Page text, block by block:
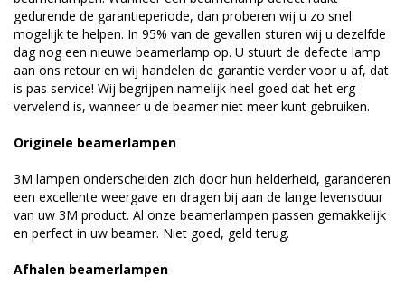
gedurende de garantieperiode, dan proberen wij u zo snel
mogelijk te helpen. In 95% van de gevallen sturen wij u dezelfde
dag nog een nieuwe beamerlamp op. U stuurt de defecte lamp
aan ons retour en wij handelen de garantie verder voor u af, dat
is pas service! Wij begrijpen namelijk heel goed dat het erg
vervelend is, wanneer u de beamer niet meer kunt gebruiken.
Originele beamerlampen
3M lampen onderscheiden zich door hun helderheid, garanderen
een excellente weergave en dragen bij aan de lange levensduur
van uw 3M product. Al onze beamerlampen passen gemakkelijk
en perfect in uw beamer. Niet goed, geld terug.
Afhalen beamerlampen